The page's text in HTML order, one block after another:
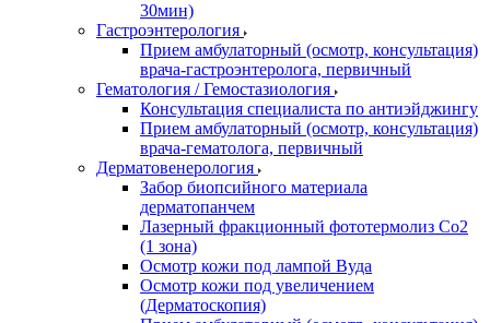
30мин)
Гастроэнтерология
Прием амбулаторный (осмотр, консультация)
врача-гастроэнтеролога, первичный
Гематология / Гемостазиология
Консультация специалиста по антиэйджингу
Прием амбулаторный (осмотр, консультация)
врача-гематолога, первичный
Дерматовенерология
Забор биопсийного материала
дерматопанчем
Лазерный фракционный фототермолиз Со2
(1 зона)
Осмотр кожи под лампой Вуда
Осмотр кожи под увеличением
(Дерматоскопия)